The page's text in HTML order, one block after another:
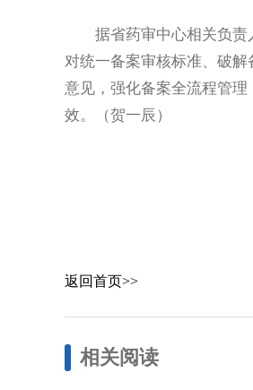
据省药审中心相关负责人
对统一备案审核标准、破
意见，强化备案全流程管
效。（贺一辰）
返回首页>>
相关阅读